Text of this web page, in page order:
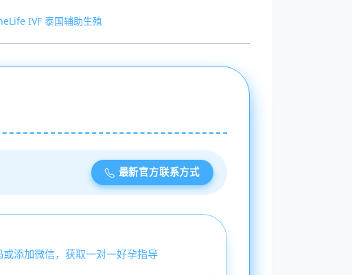
IVF 泰国辅助生殖
最新官方联系方式
添加微信，获取一对一好孕指导